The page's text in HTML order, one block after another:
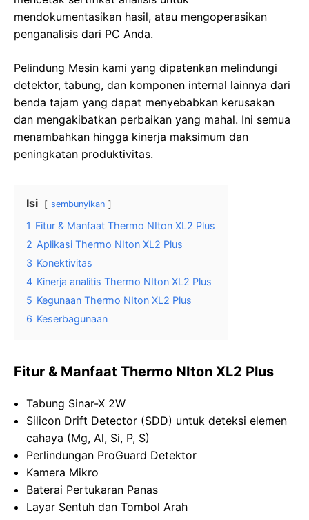
mendokumentasikan hasil, atau mengoperasikan
penganalisis dari PC Anda.
Pelindung Mesin kami yang dipatenkan melindungi
detektor, tabung, dan komponen internal lainnya dari
benda tajam yang dapat menyebabkan kerusakan
dan mengakibatkan perbaikan yang mahal. Ini semua
menambahkan hingga kinerja maksimum dan
peningkatan produktivitas.
Isi sembunyikan
1 Fitur & Manfaat Thermo NIton XL2 Plus
2 Aplikasi Thermo NIton XL2 Plus
3 Konektivitas
4 Kinerja analitis Thermo NIton XL2 Plus
5 Kegunaan Thermo NIton XL2 Plus
6 Keserbagunaan
Fitur & Manfaat Thermo NIton XL2 Plus
Tabung Sinar-X 2W
Silicon Drift Detector (SDD) untuk deteksi elemen
cahaya (Mg, Al, Si, P, S)
Perlindungan ProGuard Detektor
Kamera Mikro
Baterai Pertukaran Panas
Layar Sentuh dan Tombol Arah